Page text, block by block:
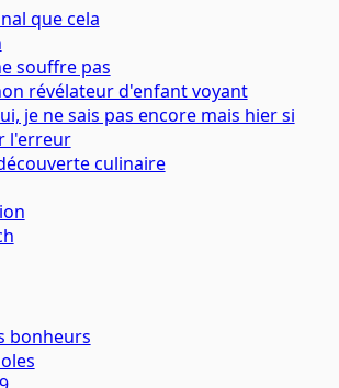
que cela
souffre pas
révélateur d'enfant voyant
je ne sais pas encore mais hier si
l'erreur
culinaire
bonheurs